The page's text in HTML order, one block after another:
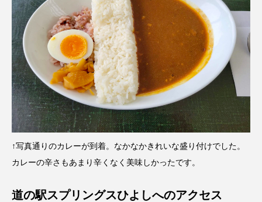
↑写真通りのカレーが到着。なかなかきれいな盛り付けでした。
カレーの辛さもあまり辛くなく美味しかったです。
道の駅スプリングスひよしへのアクセス